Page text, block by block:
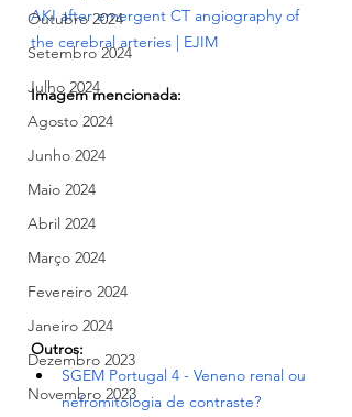
Outubro 2024
Setembro 2024
Julho 2024
Agosto 2024
Junho 2024
Maio 2024
Abril 2024
Março 2024
Fevereiro 2024
Janeiro 2024
Dezembro 2023
Novembro 2023
AKI after emergent CT angiography of
the cerebral arteries | EJIM
Imagem mencionada:
Outros:
SGEM Portugal 4 - Veneno renal ou
nefromitologia de contraste?